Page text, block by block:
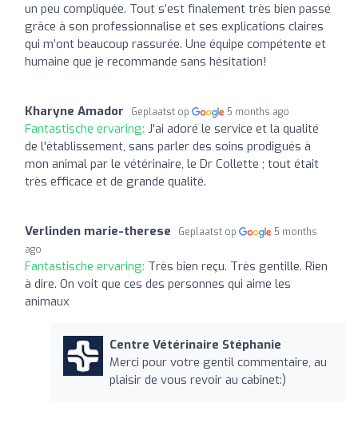
un peu compliquée. Tout s’est finalement très bien passé
grâce à son professionnalise et ses explications claires
qui m’ont beaucoup rassurée. Une équipe compétente et
humaine que je recommande sans hésitation!
Kharyne Amador Geplaatst op 5 months ago
Fantastische ervaring: J'ai adoré le service et la qualité
de l'établissement, sans parler des soins prodigués à
mon animal par le vétérinaire, le Dr Collette ; tout était
très efficace et de grande qualité.
Verlinden marie-therese Geplaatst op
5 months
ago
Fantastische ervaring: Très bien reçu. Très gentille. Rien
à dire. On voit que ces des personnes qui aime les
animaux
Centre Vétérinaire Stéphanie
Merci pour votre gentil commentaire, au
plaisir de vous revoir au cabinet:)